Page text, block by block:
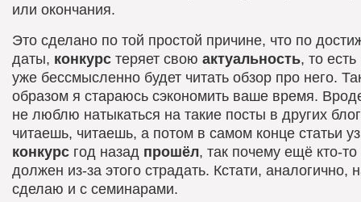
или окончания.
Это сделано по той простой причине, что по
даты, конкурс теряет свою актуальность, то
уже бессмысленно будет читать обзор про него.
образом я стараюсь сэкономить ваше время.
не люблю натыкаться на такие посты в других
читаешь, читаешь, а потом в самом конце статьи
конкурс год назад прошёл, так почему ещё кто-то
должен из-за этого страдать. Кстати, аналогично,
сделаю и с семинарами.